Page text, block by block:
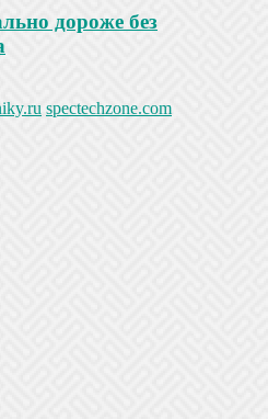
дороже без
spectechzone.com